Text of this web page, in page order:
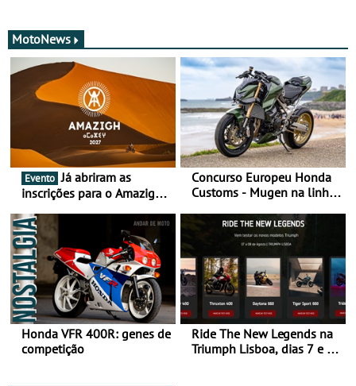
MotoNews
Evento Já abriram as
inscrições para o Amazigh
Marrocos, de 23 abril a 1
maio - The ultimate
experience in Morocco
Concurso Europeu Honda
Customs - Mugen na linha
ganhar
Honda VFR 400R: genes de
competição
Ride The New Legends na
Triumph Lisboa, dias 7 e 8